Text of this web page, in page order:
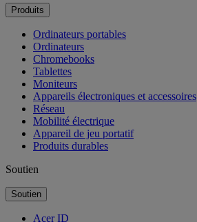
Produits
Ordinateurs portables
Ordinateurs
Chromebooks
Tablettes
Moniteurs
Appareils électroniques et accessoires
Réseau
Mobilité électrique
Appareil de jeu portatif
Produits durables
Soutien
Soutien
Acer ID